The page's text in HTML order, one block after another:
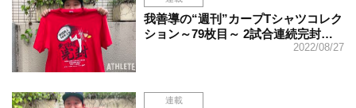
我善導の“週刊”カープTシャツコレク
ション～79枚目～ 2試合連続完封…
2022/08/27
連載